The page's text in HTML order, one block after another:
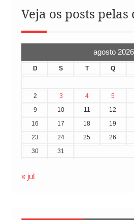
Veja os posts pelas
agosto 2026
D S T Q
2
3 4 5
9
10 11 12
16
17 18 19
23
24 25 26
30
31
« jul